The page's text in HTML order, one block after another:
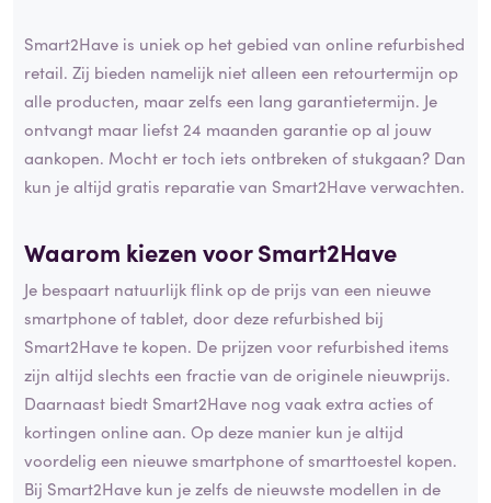
Smart2Have is uniek op het gebied van online refurbished
retail. Zij bieden namelijk niet alleen een retourtermijn op
alle producten, maar zelfs een lang garantietermijn. Je
ontvangt maar liefst 24 maanden garantie op al jouw
aankopen. Mocht er toch iets ontbreken of stukgaan? Dan
kun je altijd gratis reparatie van Smart2Have verwachten.
Waarom kiezen voor Smart2Have
Je bespaart natuurlijk flink op de prijs van een nieuwe
smartphone of tablet, door deze refurbished bij
Smart2Have te kopen. De prijzen voor refurbished items
zijn altijd slechts een fractie van de originele nieuwprijs.
Daarnaast biedt Smart2Have nog vaak extra acties of
kortingen online aan. Op deze manier kun je altijd
voordelig een nieuwe smartphone of smarttoestel kopen.
Bij Smart2Have kun je zelfs de nieuwste modellen in de